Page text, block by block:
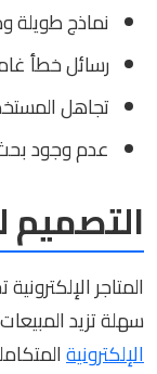
نماذج طويلة
رسائل خطأ
تجاهل
عدم وجود
التصميم
سهلة تزيد
الإلكترونية